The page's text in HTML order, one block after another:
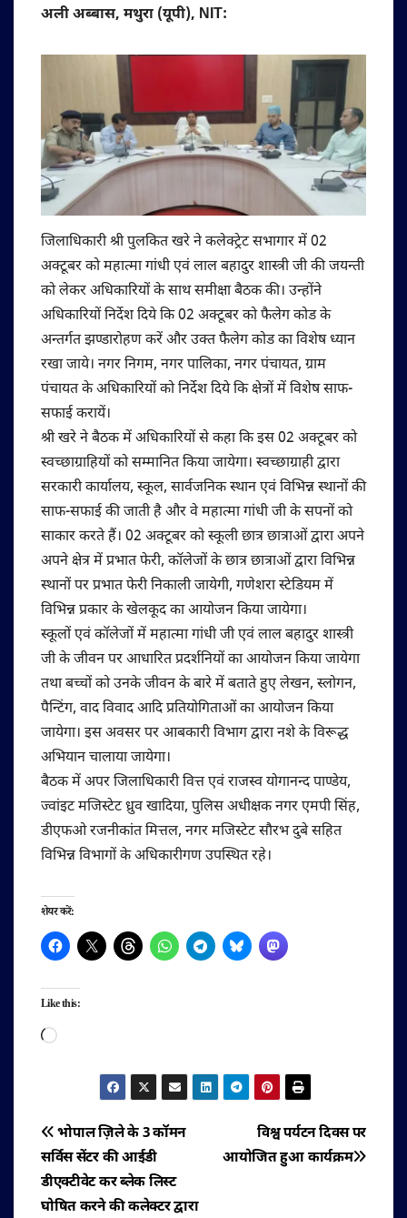
अली अब्बास, मथुरा (यूपी), NIT:
जिलाधिकारी श्री पुलकित खरे ने कलेक्ट्रेट सभागार में 02
अक्टूबर को महात्मा गांधी एवं लाल बहादुर शास्त्री जी की जयन्ती
को लेकर अधिकारियों के साथ समीक्षा बैठक की। उन्होंने
अधिकारियों निर्देश दिये कि 02 अक्टूबर को फैलेग कोड के
अन्तर्गत झण्डारोहण करें और उक्त फैलेग कोड का विशेष ध्यान
रखा जाये। नगर निगम, नगर पालिका, नगर पंचायत, ग्राम
पंचायत के अधिकारियों को निर्देश दिये कि क्षेत्रों में विशेष साफ-
सफाई करायें।
श्री खरे ने बैठक में अधिकारियों से कहा कि इस 02 अक्टूबर को
स्वच्छाग्राहियों को सम्मानित किया जायेगा। स्वच्छाग्राही द्वारा
सरकारी कार्यालय, स्कूल, सार्वजनिक स्थान एवं विभिन्न स्थानों की
साफ-सफाई की जाती है और वे महात्मा गांधी जी के सपनों को
साकार करते हैं। 02 अक्टूबर को स्कूली छात्र छात्राओं द्वारा अपने
अपने क्षेत्र में प्रभात फेरी, कॉलेजों के छात्र छात्राओं द्वारा विभिन्न
स्थानों पर प्रभात फेरी निकाली जायेगी, गणेशरा स्टेडियम में
विभिन्न प्रकार के खेलकूद का आयोजन किया जायेगा।
स्कूलों एवं कॉलेजों में महात्मा गांधी जी एवं लाल बहादुर शास्त्री
जी के जीवन पर आधारित प्रदर्शनियों का आयोजन किया जायेगा
तथा बच्चों को उनके जीवन के बारे में बताते हुए लेखन, स्लोगन,
पैन्टिंग, वाद विवाद आदि प्रतियोगिताओं का आयोजन किया
जायेगा। इस अवसर पर आबकारी विभाग द्वारा नशे के विरूद्ध
अभियान चालाया जायेगा।
बैठक में अपर जिलाधिकारी वित्त एवं राजस्व योगानन्द पाण्डेय,
ज्वांइट मजिस्टेट ध्रुव खादिया, पुलिस अधीक्षक नगर एमपी सिंह,
डीएफओ रजनीकांत मित्तल, नगर मजिस्टेट सौरभ दुबे सहित
विभिन्न विभागों के अधिकारीगण उपस्थित रहे।
शेयर करें:
Like this:
Loading…
पोस्ट
नेविगेशन
विश्व पर्यटन दिवस पर
आयोजित हुआ कार्यक्रम
भोपाल ज़िले के 3 कॉमन
सर्विस सेंटर की आईडी
डीएक्टीवेट कर ब्लेक लिस्ट
घोषित करने की कलेक्टर द्वारा